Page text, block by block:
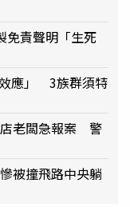
責聲明「生死
應」 3族群須特
店老闆急報案 警
被撞飛路中央躺